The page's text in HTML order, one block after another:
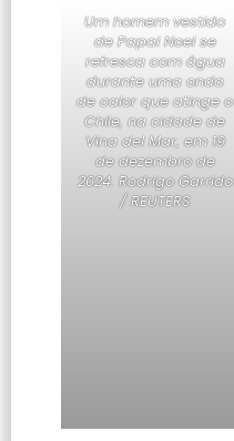
Um homem vestido
de Papai Noel se
refresca com água
durante uma onda
de calor que atinge o
Chile, na cidade de
Vina del Mar, em 19
de dezembro de
2024. Rodrigo Garrido
/ REUTERS